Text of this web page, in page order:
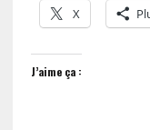
X
J’aime ça :